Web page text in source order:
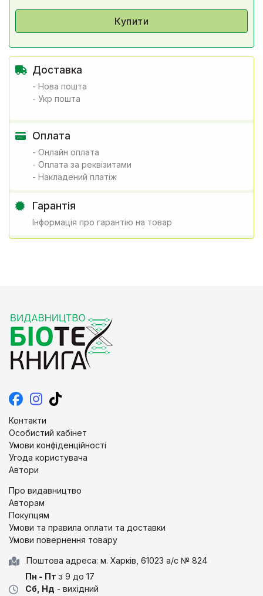
Купити
Доставка
- Нова пошта
- Укр пошта
Оплата
- Онлайн оплата
- Оплата за реквізитами
- Накладений платіж
Гарантія
Інформація про гарантію на товар
Контакти
Особистий кабінет
Умови конфіденційності
Угода користувача
Автори
Про видавництво
Авторам
Покупцям
Умови та правила оплати та доставки
Умови повернення товару
Поштова адреса: м. Харків, 61023 а/с № 824
Пн - Пт з 9 до 17
Сб, Нд - вихідний